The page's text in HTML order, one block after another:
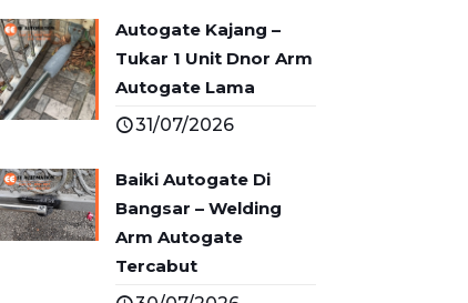
Autogate Kajang –
Tukar 1 Unit Dnor Arm
Autogate Lama
31/07/2026
Baiki Autogate Di
Bangsar – Welding
Arm Autogate
Tercabut